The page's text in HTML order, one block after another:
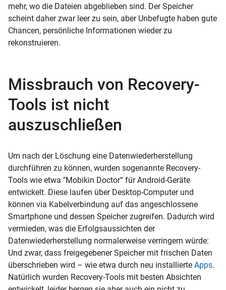
mehr, wo die Dateien abgeblieben sind. Der Speicher
scheint daher zwar leer zu sein, aber Unbefugte haben gute
Chancen, persönliche Informationen wieder zu
rekonstruieren.
Missbrauch von Recovery-
Tools ist nicht
auszuschließen
Um nach der Löschung eine Datenwiederherstellung
durchführen zu können, wurden sogenannte Recovery-
Tools wie etwa "Mobikin Doctor“ für Android-Geräte
entwickelt. Diese laufen über Desktop-Computer und
können via Kabelverbindung auf das angeschlossene
Smartphone und dessen Speicher zugreifen. Dadurch wird
vermieden, was die Erfolgsaussichten der
Datenwiederherstellung normalerweise verringern würde:
Und zwar, dass freigegebener Speicher mit frischen Daten
überschrieben wird – wie etwa durch neu installierte Apps.
Natürlich wurden Recovery-Tools mit besten Absichten